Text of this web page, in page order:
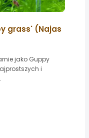
grass' (Najas
jako Guppy
i